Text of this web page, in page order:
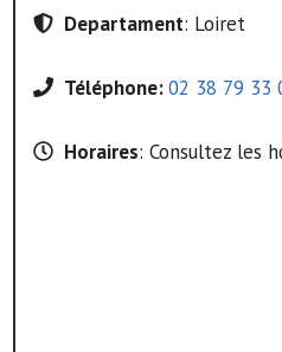
Departament: Loiret
Téléphone:02 38 79 33
Horaires: Consultez les